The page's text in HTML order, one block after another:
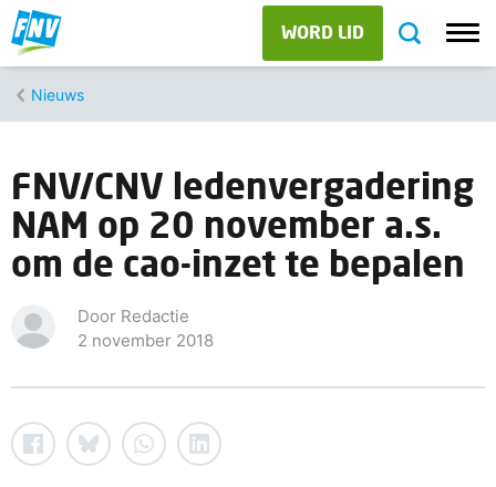
WORD LID
Nieuws
FNV/CNV ledenvergadering
NAM op 20 november a.s.
om de cao-inzet te bepalen
Door Redactie
2 november 2018